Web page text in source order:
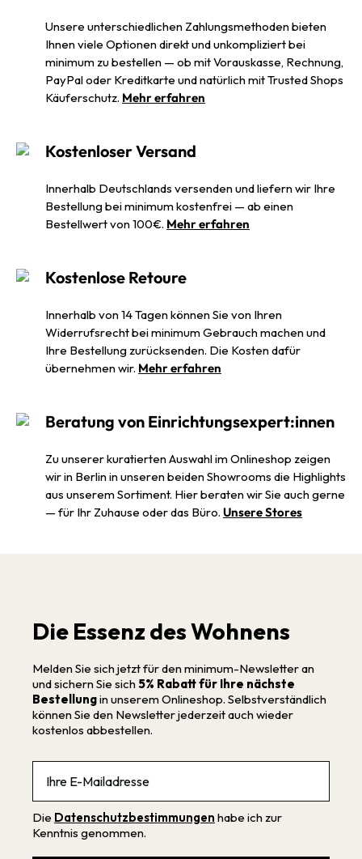
Unsere unterschiedlichen Zahlungsmethoden bieten
Ihnen viele Optionen direkt und unkompliziert bei
minimum zu bestellen — ob mit Vorauskasse, Rechnung,
PayPal oder Kreditkarte und natürlich mit Trusted Shops
Käuferschutz. Mehr erfahren
Kostenloser Versand
Innerhalb Deutschlands versenden und liefern wir Ihre
Bestellung bei minimum kostenfrei — ab einen
Bestellwert von 100€. Mehr erfahren
Kostenlose Retoure
Innerhalb von 14 Tagen können Sie von Ihren
Widerrufsrecht bei minimum Gebrauch machen und
Ihre Bestellung zurücksenden. Die Kosten dafür
übernehmen wir. Mehr erfahren
Beratung von Einrichtungsexpert:innen
Zu unserer kuratierten Auswahl im Onlineshop zeigen
wir in Berlin in unseren beiden Showrooms die Highlights
aus unserem Sortiment. Hier beraten wir Sie auch gerne
— für Ihr Zuhause oder das Büro. Unsere Stores
Die Essenz des Wohnens
Melden Sie sich jetzt für den minimum-Newsletter an
und sichern Sie sich 5% Rabatt für Ihre nächste
Bestellungin unserem Onlineshop. Selbstverständlich
können Sie den Newsletter jederzeit auch wieder
kostenlos abbestellen.
Die Datenschutzbestimmungen habe ich zur
Kenntnis genommen.